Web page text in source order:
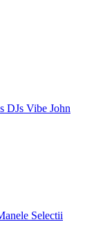
DJs Vibe John
Selectii